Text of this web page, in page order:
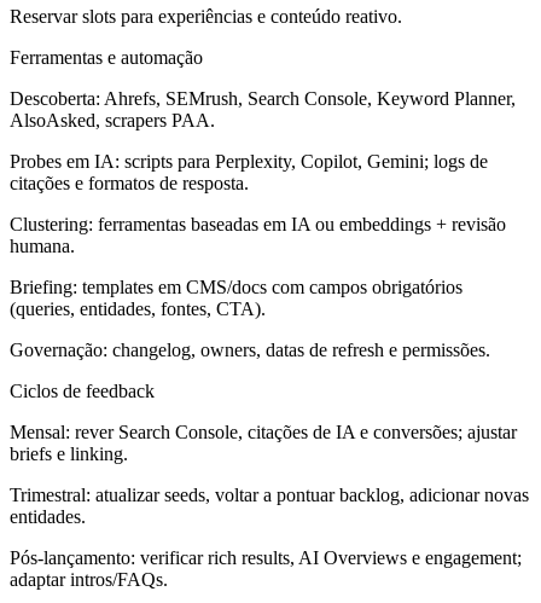
Reservar slots para experiências e conteúdo reativo.
Ferramentas e automação
Descoberta: Ahrefs, SEMrush, Search Console, Keyword Planner,
AlsoAsked, scrapers PAA.
Probes em IA: scripts para Perplexity, Copilot, Gemini; logs de
citações e formatos de resposta.
Clustering: ferramentas baseadas em IA ou embeddings + revisão
humana.
Briefing: templates em CMS/docs com campos obrigatórios
(queries, entidades, fontes, CTA).
Governação: changelog, owners, datas de refresh e permissões.
Ciclos de feedback
Mensal: rever Search Console, citações de IA e conversões; ajustar
briefs e linking.
Trimestral: atualizar seeds, voltar a pontuar backlog, adicionar novas
entidades.
Pós‑lançamento: verificar rich results, AI Overviews e engagement;
adaptar intros/FAQs.